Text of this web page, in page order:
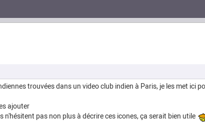
trouvées dans un video club indien à Paris, je les met ici
ajouter
pas non plus à décrire ces icones, ça serait bien utile